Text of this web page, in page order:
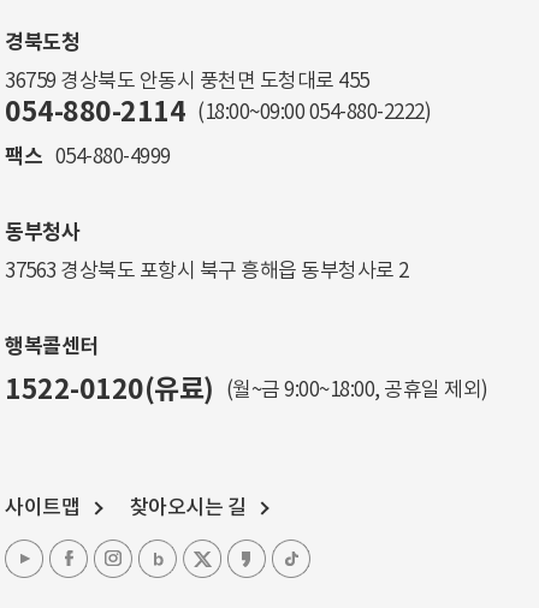
경북도청
36759 경상북도 안동시 풍천면 도청대로 455
054-880-2114 (18:00~09:00 054-880-2222)
팩스 054-880-4999
동부청사
37563 경상북도 포항시 북구 흥해읍 동부청사로 2
행복콜센터
1522-0120(유료) (월~금 9:00~18:00, 공휴일 제외)
사이트맵 찾아오시는 길